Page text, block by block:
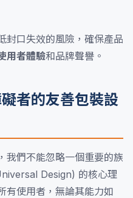
封口失效的風險，確保產品
用者體驗和品牌聲譽。
者的友善包裝設
我們不能忽略一個重要的族
Design) 的核心理
有使用者，無論其能力如